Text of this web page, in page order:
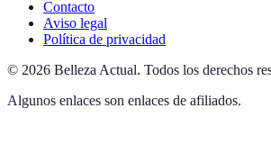
Contacto
Aviso legal
Política de privacidad
© 2026 Belleza Actual. Todos los derechos
Algunos enlaces son enlaces de afiliados.